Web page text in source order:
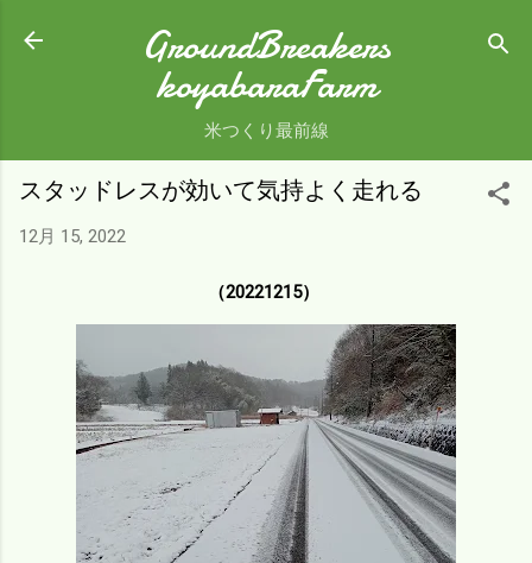
スキップしてメイン コンテンツに移動
GroundBreakers
koyabaraFarm
米つくり最前線
スタッドレスが効いて気持よく走れる
12月 15, 2022
（20221215）